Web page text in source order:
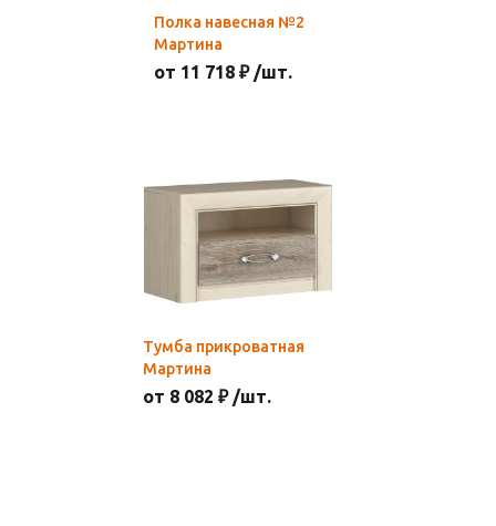
Полка навесная №2
Мартина
от 11 718 ₽ /шт.
Тумба прикроватная
Мартина
от 8 082 ₽ /шт.